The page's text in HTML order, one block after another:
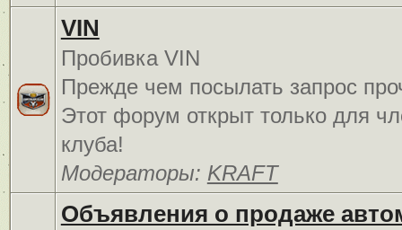
VIN
Пробивка VIN
Прежде чем посылать запрос
Этот форум открыт только для
клуба!
Модераторы: KRAFT
Объявления о продаже